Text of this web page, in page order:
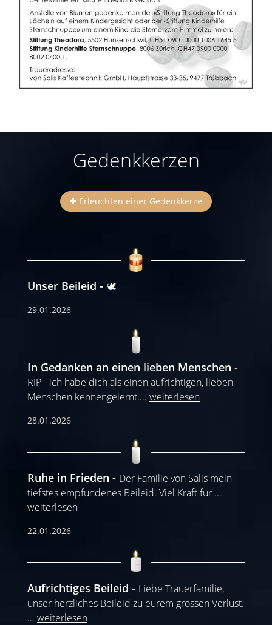
Gedenkkerzen
Erleuchten einer Gedenkkerze
Unser Beileid 🕊
29.01.2026
In Gedanken an einen lieben Menschen
RIP - ich habe dich als einen aufrichtigen, lieben
Menschen kennengelernt.... weiterlesen
28.01.2026
Ruhe in Frieden
Der Familie von Salis mein
tiefstes empfundenes Beileid. Viel Kraft für ...
weiterlesen
22.01.2026
Aufrichtiges Beileid
Liebe Trauerfamilie,
unser herzliches Beileid zu eurem grossen Verlust.
... weiterlesen